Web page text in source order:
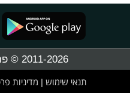
2011-2026 © פרוגי תקשורת בע"מ
תנאי שימוש מדיניות